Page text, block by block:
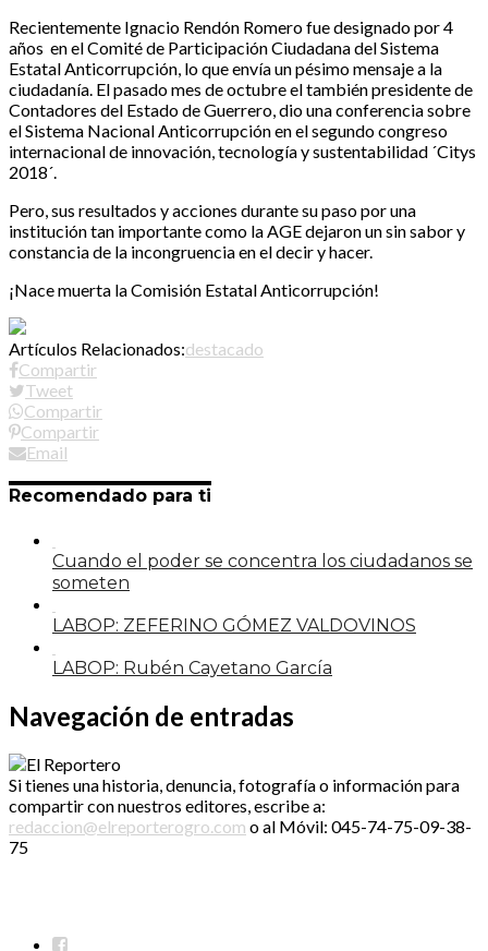
Recientemente Ignacio Rendón Romero fue designado por 4
años en el Comité de Participación Ciudadana del Sistema
Estatal Anticorrupción, lo que envía un pésimo mensaje a la
ciudadanía. El pasado mes de octubre el también presidente de
Contadores del Estado de Guerrero, dio una conferencia sobre
el Sistema Nacional Anticorrupción en el segundo congreso
internacional de innovación, tecnología y sustentabilidad ´Citys
2018´.
Pero, sus resultados y acciones durante su paso por una
institución tan importante como la AGE dejaron un sin sabor y
constancia de la incongruencia en el decir y hacer.
¡Nace muerta la Comisión Estatal Anticorrupción!
Artículos Relacionados:destacado
Compartir
Tweet
Compartir
Compartir
Email
Recomendado para ti
Cuando el poder se concentra los ciudadanos se
someten
LABOP: ZEFERINO GÓMEZ VALDOVINOS
LABOP: Rubén Cayetano García
Navegación de entradas
Si tienes una historia, denuncia, fotografía o información para
compartir con nuestros editores, escribe a:
redaccion@elreporterogro.com o al Móvil: 045-74-75-09-38-
75